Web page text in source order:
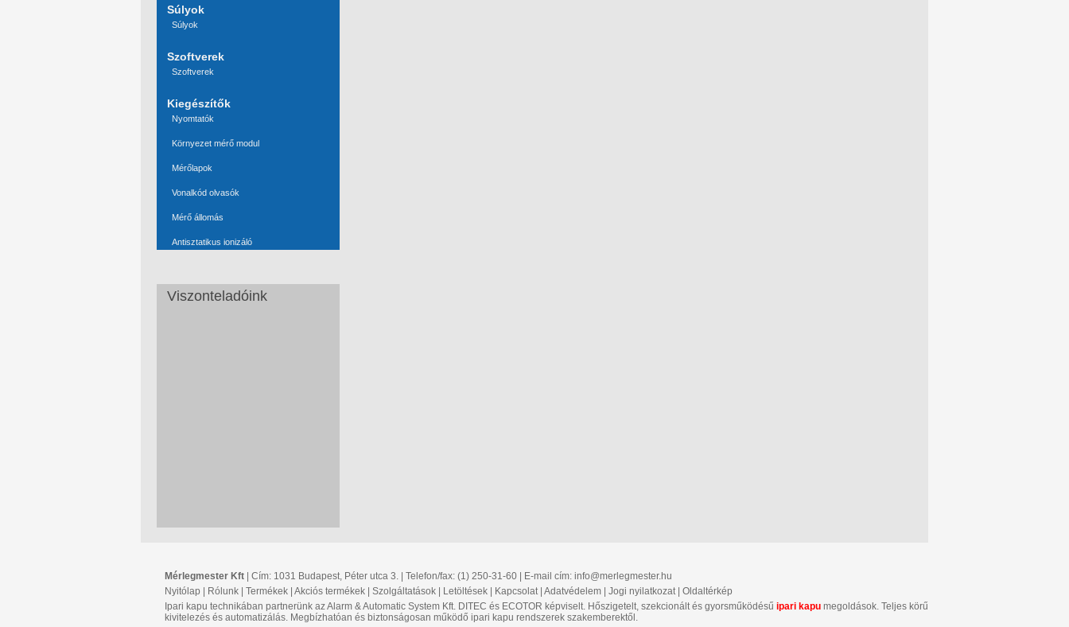
Súlyok
Súlyok
Szoftverek
Szoftverek
Kiegészítők
Nyomtatók
Környezet mérő modul
Mérőlapok
Vonalkód olvasók
Mérő állomás
Antisztatikus ionizáló
Viszonteladóink
Mérlegmester Kft | Cím: 1031 Budapest, Péter utca 3. | Telefon/fax: (1) 250-31-60 | E-mail cím: info@merlegmester.hu
Nyitólap
Rólunk Termékek Akciós termékek Szolgáltatások Letöltések Kapcsolat| Adatvédelem Jogi nyilatkozat| Oldaltérkép
Ipari kapu technikában partnerünk az Alarm & Automatic System Kft. DITEC és ECOTOR képviselt. Hőszigetelt, szekcionált és gyorsműködésű ipari kapu megoldások. Teljes körű
kivitelezés és automatizálás. Megbízhatóan és biztonságosan működő ipari kapu rendszerek szakemberektől.